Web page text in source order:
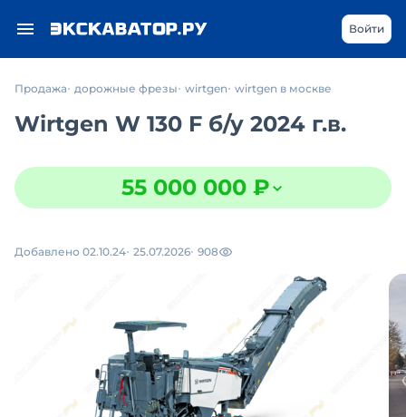
Войти
Продажа дорожные фрезы wirtgen wirtgen в москве
Wirtgen W 130 F б/у 2024 г.в.
55 000 000 ₽
Добавлено 02.10.24 25.07.2026 908